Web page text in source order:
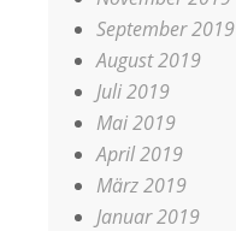
September 2019
August 2019
Juli 2019
Mai 2019
April 2019
März 2019
Januar 2019